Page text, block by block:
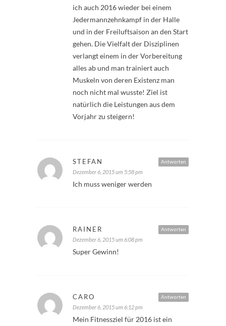
ich auch 2016 wieder bei einem
Jedermannzehnkampf in der Halle
und in der Freiluftsaison an den Start
gehen. Die Vielfalt der Disziplinen
verlangt einem in der Vorbereitung
alles ab und man trainiert auch
Muskeln von deren Existenz man
noch nicht mal wusste! Ziel ist
natürlich die Leistungen aus dem
Vorjahr zu steigern!
Antworten
STEFAN
Dezember 6, 2015 um 5:58 pm
Ich muss weniger werden
Antworten
RAINER
Dezember 6, 2015 um 6:08 pm
Super Gewinn!
Antworten
CARO
Dezember 6, 2015 um 6:12 pm
Mein Fitnessziel für 2016 ist ein